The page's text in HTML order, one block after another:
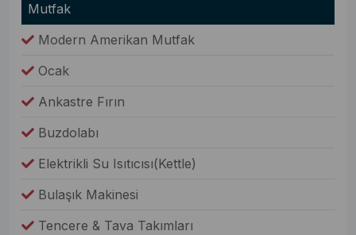
Mutfak
Modern Amerikan Mutfak
Ocak
Ankastre Fırın
Buzdolabı
Elektrikli Su Isıtıcısı(Kettle)
Bulaşık Makinesi
Tencere & Tava Takımları